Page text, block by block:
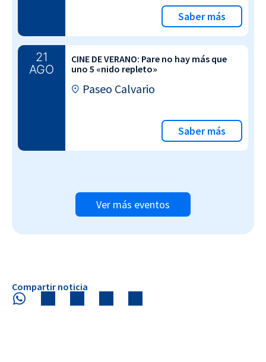
Saber más
21
AGO
CINE DE VERANO: Pare no hay más que
uno 5 «nido repleto»
Paseo Calvario
Saber más
Ver más eventos
Compartir noticia